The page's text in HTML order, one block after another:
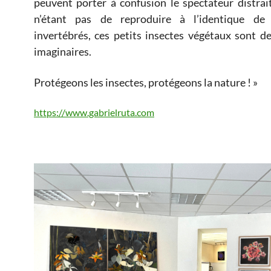
n’étant pas de reproduire à l’identique de
invertébrés, ces petits insectes végétaux sont
imaginaires.
Protégeons les insectes, protégeons la nature ! »
https://www.gabrielruta.com